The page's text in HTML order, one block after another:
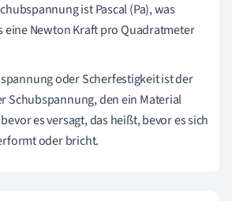
ist Pascal (Pa), was
Newton Kraft pro Quadratmeter
oder Scherfestigkeit ist der
Schubspannung, den ein Material
es versagt, das heißt, bevor es sich
oder bricht.